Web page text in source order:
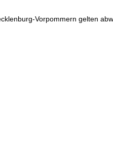
Vorpommern gelten